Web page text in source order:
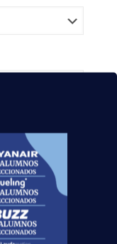
INSTITUTE S.L.
que
su consulta y